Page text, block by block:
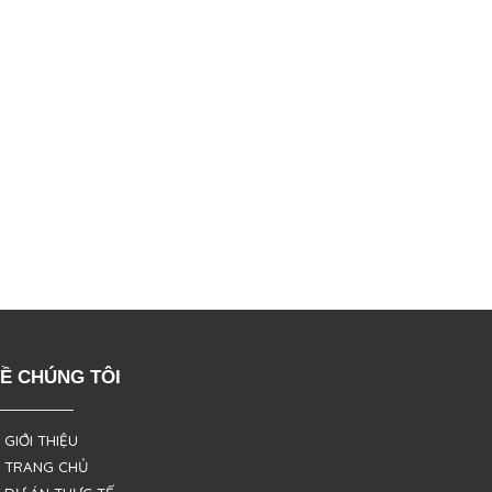
CHÚNG TÔI
THIỆU
CHỦ